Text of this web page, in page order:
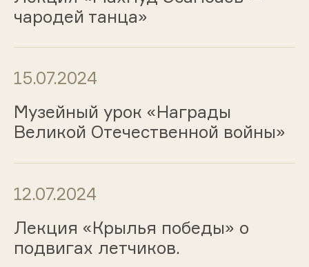
чародей танца»
15.07.2024
Музейный урок «Награды
Великой Отечественной войны»
12.07.2024
Лекция «Крылья победы» о
подвигах летчиков.